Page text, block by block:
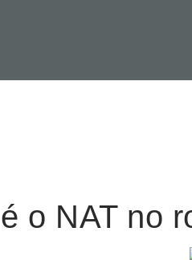
o NAT no